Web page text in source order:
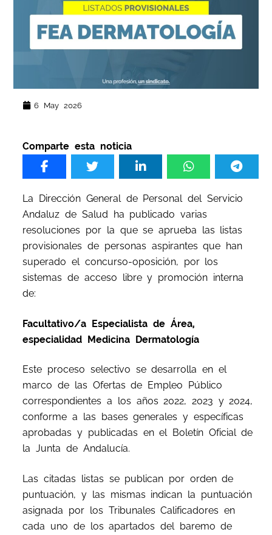
6 May 2026
Comparte esta noticia
La Dirección General de Personal del Servicio
Andaluz de Salud ha publicado varias
resoluciones por la que se aprueba las listas
provisionales de personas aspirantes que han
superado el concurso-oposición, por los
sistemas de acceso libre y promoción interna
de:
Facultativo/a Especialista de Área,
especialidad Medicina Dermatología
Este proceso selectivo se desarrolla en el
marco de las Ofertas de Empleo Público
correspondientes a los años 2022, 2023 y 2024,
conforme a las bases generales y específicas
aprobadas y publicadas en el Boletín Oficial de
la Junta de Andalucía.
Las citadas listas se publican por orden de
puntuación, y las mismas indican la puntuación
asignada por los Tribunales Calificadores en
cada uno de los apartados del baremo de